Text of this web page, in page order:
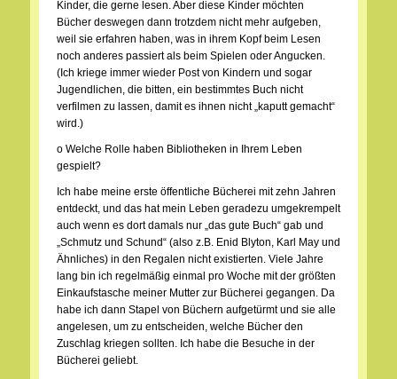
Kinder, die gerne lesen. Aber diese Kinder möchten
Bücher deswegen dann trotzdem nicht mehr aufgeben,
weil sie erfahren haben, was in ihrem Kopf beim Lesen
noch anderes passiert als beim Spielen oder Angucken.
(Ich kriege immer wieder Post von Kindern und sogar
Jugendlichen, die bitten, ein bestimmtes Buch nicht
verfilmen zu lassen, damit es ihnen nicht „kaputt gemacht“
wird.)
o Welche Rolle haben Bibliotheken in Ihrem Leben
gespielt?
Ich habe meine erste öffentliche Bücherei mit zehn Jahren
entdeckt, und das hat mein Leben geradezu umgekrempelt
auch wenn es dort damals nur „das gute Buch“ gab und
„Schmutz und Schund“ (also z.B. Enid Blyton, Karl May und
Ähnliches) in den Regalen nicht existierten. Viele Jahre
lang bin ich regelmäßig einmal pro Woche mit der größten
Einkaufstasche meiner Mutter zur Bücherei gegangen. Da
habe ich dann Stapel von Büchern aufgetürmt und sie alle
angelesen, um zu entscheiden, welche Bücher den
Zuschlag kriegen sollten. Ich habe die Besuche in der
Bücherei geliebt.